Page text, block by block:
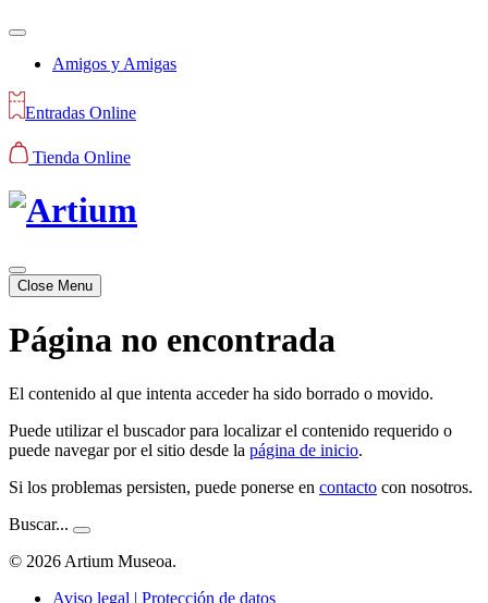
Amigos y Amigas
Entradas Online
Tienda Online
Close Menu
Página no encontrada
El contenido al que intenta acceder ha sido borrado o movido.
Puede utilizar el buscador para localizar el contenido requerido o
puede navegar por el sitio desde la página de inicio.
Si los problemas persisten, puede ponerse en contacto con nosotros.
Buscar...
© 2026 Artium Museoa.
Aviso legal | Protección de datos